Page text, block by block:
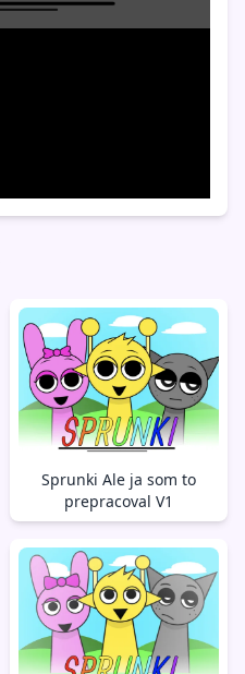
Sprunki Ale ja som to
prepracoval V1